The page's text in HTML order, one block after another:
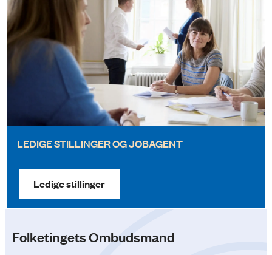
LEDIGE STILLINGER OG JOBAGENT
Ledige stillinger
Folketingets Ombudsmand